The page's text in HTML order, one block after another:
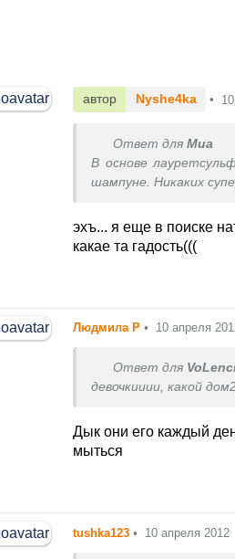
автор Nyshe4ka •
Ответ для Миа
В основе
шампуне. Никаких
только в нем
смывает...
эхъ... я еще в поиске
какае та гадость(((
Людмила Р • 10 апреля
Ответ для
девочкииии, какой
Дык они его каждый
мыться
tushka123 • 10 апреля 2012